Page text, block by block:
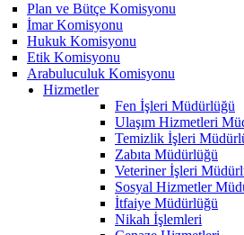
Plan ve Bütçe Komisyonu
İmar Komisyonu
Hukuk Komisyonu
Etik Komisyonu
Arabuluculuk Komisyonu
Hizmetler
Fen İşleri Müdürlüğü
Ulaşım Hizmetleri
Temizlik İşleri
Zabıta Müdürlüğü
Veteriner İşleri
Sosyal Hizmetler
İtfaiye Müdürlüğü
Nikah İşlemleri